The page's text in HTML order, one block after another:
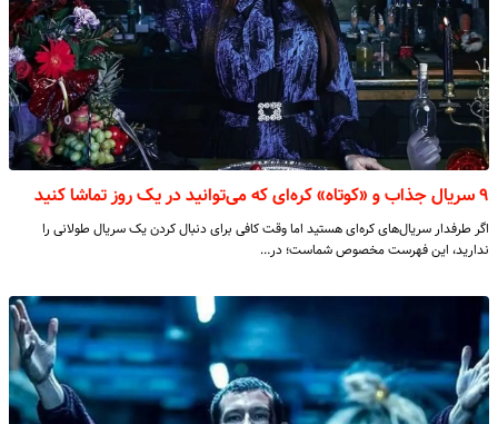
۹ سریال جذاب و «کوتاه» کره‌ای که می‌توانید در یک روز تماشا کنید
اگر طرفدار سریال‌های کره‌ای هستید اما وقت کافی برای دنبال کردن یک سریال طولانی را
ندارید، این فهرست مخصوص شماست؛ در…